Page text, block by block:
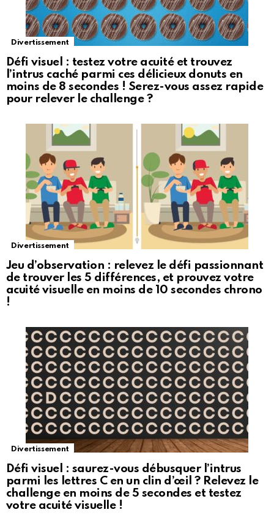
Divertissement
Défi visuel : testez votre acuité et trouvez
l’intrus caché parmi ces délicieux donuts en
moins de 8 secondes ! Serez-vous assez rapide
pour relever le challenge ?
Divertissement
Jeu d’observation : relevez le défi passionnant
de trouver les 5 différences, et prouvez votre
acuité visuelle en moins de 10 secondes chrono
!
Divertissement
Défi visuel : saurez-vous débusquer l’intrus
parmi les lettres C en un clin d’œil ? Relevez le
challenge en moins de 5 secondes et testez
votre acuité visuelle !